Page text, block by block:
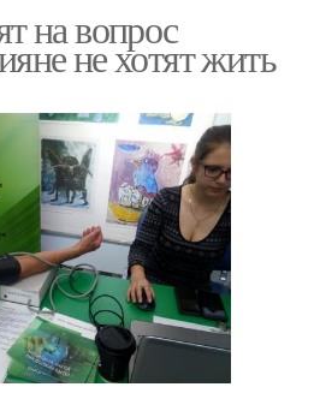
на вопрос
не хотят жить